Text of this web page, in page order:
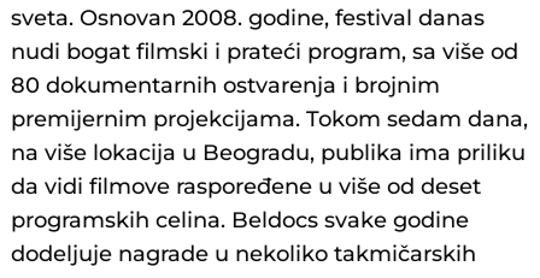
sveta. Osnovan 2008. godine, festival danas
nudi bogat filmski i prateći program, sa više od
80 dokumentarnih ostvarenja i brojnim
premijernim projekcijama. Tokom sedam dana,
na više lokacija u Beogradu, publika ima priliku
da vidi filmove raspoređene u više od deset
programskih celina. Beldocs svake godine
dodeljuje nagrade u nekoliko takmičarskih